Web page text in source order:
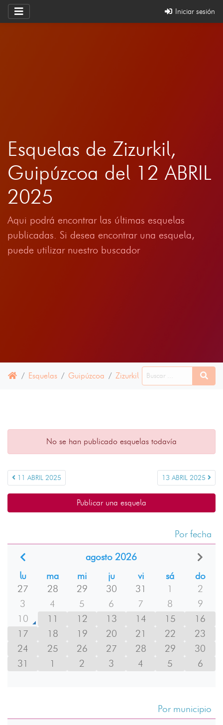
Iniciar sesión
Esquelas de Zizurkil,
Guipúzcoa del 12 ABRIL
2025
Aqui podrá encontrar las últimas esquelas
publicadas. Si desea encontrar una esquela,
puede utilizar nuestro buscador
Esquelas Guipúzcoa Zizurkil 12 ABRIL 2025
No se han publicado esquelas todavía
11 ABRIL 2025 13 ABRIL 2025
Publicar una esquela
Por fecha
agosto 2026
lu
ma mi ju vi sá
do
27
28 29 30 31 1
2
3
4 5 6 7 8
9
10
11 12 13 14 15
16
17
18 19 20 21 22
23
24
25 26 27 28 29
30
31
1 2 3 4 5 6
Por municipio